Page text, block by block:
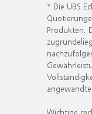
* Die UBS
Produkten.